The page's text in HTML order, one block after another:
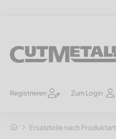
Registrieren Zum Login
Ersatzteile nach Produktart